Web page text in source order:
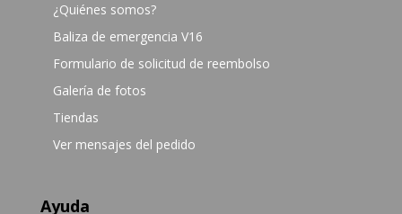
¿Quiénes somos?
Baliza de emergencia V16
Formulario de solicitud de reembolso
Galería de fotos
Tiendas
Ver mensajes del pedido
Ayuda